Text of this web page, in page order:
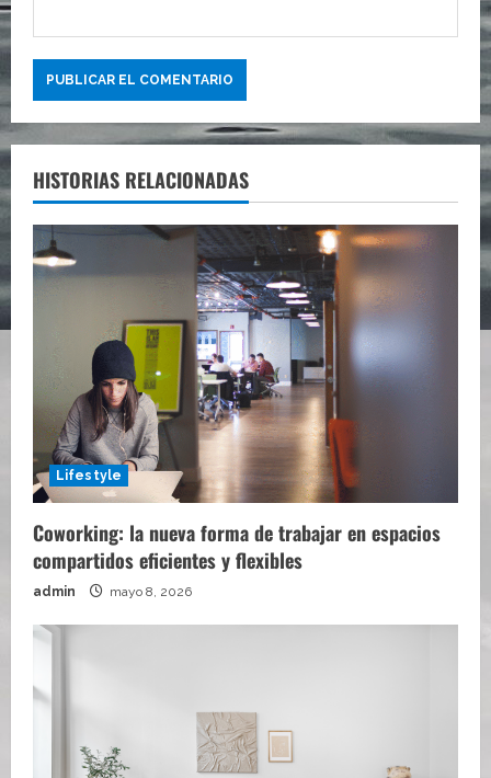
HISTORIAS RELACIONADAS
Lifestyle
Coworking: la nueva forma de trabajar en espacios
compartidos eficientes y flexibles
admin mayo 8, 2026